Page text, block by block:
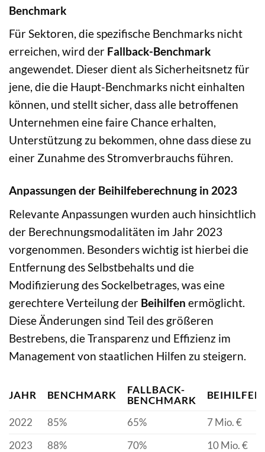
Benchmark
Für Sektoren, die spezifische Benchmarks nicht
erreichen, wird der Fallback-Benchmark
angewendet. Dieser dient als Sicherheitsnetz für
jene, die die Haupt-Benchmarks nicht einhalten
können, und stellt sicher, dass alle betroffenen
Unternehmen eine faire Chance erhalten,
Unterstützung zu bekommen, ohne dass diese zu
einer Zunahme des Stromverbrauchs führen.
Anpassungen der Beihilfeberechnung in 2023
Relevante Anpassungen wurden auch hinsichtlich
der Berechnungsmodalitäten im Jahr 2023
vorgenommen. Besonders wichtig ist hierbei die
Entfernung des Selbstbehalts und die
Modifizierung des Sockelbetrages, was eine
gerechtere Verteilung der Beihilfen ermöglicht.
Diese Änderungen sind Teil des größeren
Bestrebens, die Transparenz und Effizienz im
Management von staatlichen Hilfen zu steigern.
JAHR BENCHMARK
FALLBACK-
BENCHMARK
2022 85% 65%
7 Mio. €
2023
88% 70% 10 Mio. €